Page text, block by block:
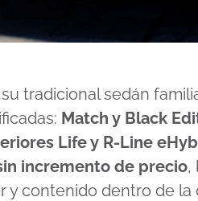
tradicional sedán
Match y Black
Life y R-Line
incremento de precio,
y contenido dentro de la